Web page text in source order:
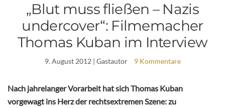
„Blut muss fließen – Nazis
undercover“: Filmemacher
Thomas Kuban im Interview
9. August 2012| Gastautor 9 Kommentare
Nach jahrelanger Vorarbeit hat sich Thomas Kuban
vorgewagt ins Herz der rechtsextremen Szene: zu